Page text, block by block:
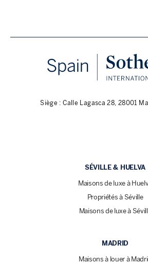
Siège : Calle Lagasca 28, 28001
SÉVILLE & HUELVA
Maisons de luxe à
Propriétés à Séville
Maisons de luxe à
MADRID
Maisons à louer à